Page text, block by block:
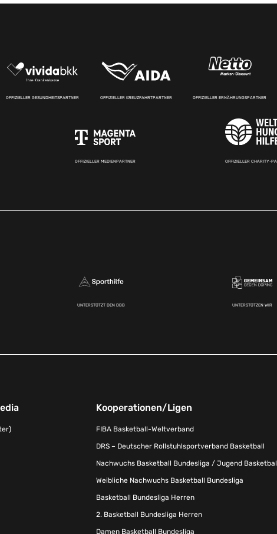
OFFIZIELLER GESUNDHEITSPARTNER OFFIZIELLER KREUZFAHRTPARTNER OFFIZIELLER ERNÄHRUNGSPARTNER
OFFIZIELLER MEDIENPARTNER OFFIZIELLER CHARITY-
UNTERSTÜTZT DEN DBB UNTERSTÜTZEN WIR
Kooperationen/Ligen
FIBA Basketball-Weltverband
DRS – Deutscher Rollstuhlsportverband Basketball
Nachwuchs Basketball Bundesliga / Jugend
Weibliche Nachwuchs Basketball Bundesliga
Basketball Bundesliga Herren
2. Basketball Bundesliga Herren
Damen Basketball Bundesliga